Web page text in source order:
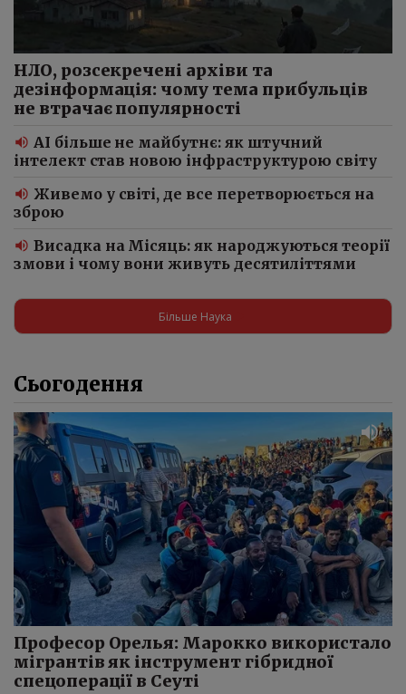
НЛО, розсекречені архіви та
дезінформація: чому тема прибульців
не втрачає популярності
AI більше не майбутнє: як штучний
інтелект став новою інфраструктурою світу
Живемо у світі, де все перетворюється на
зброю
Висадка на Місяць: як народжуються теорії
змови і чому вони живуть десятиліттями
Більше Наука
Сьогодення
Професор Орелья: Марокко використало
мігрантів як інструмент гібридної
спецоперації в Сеуті